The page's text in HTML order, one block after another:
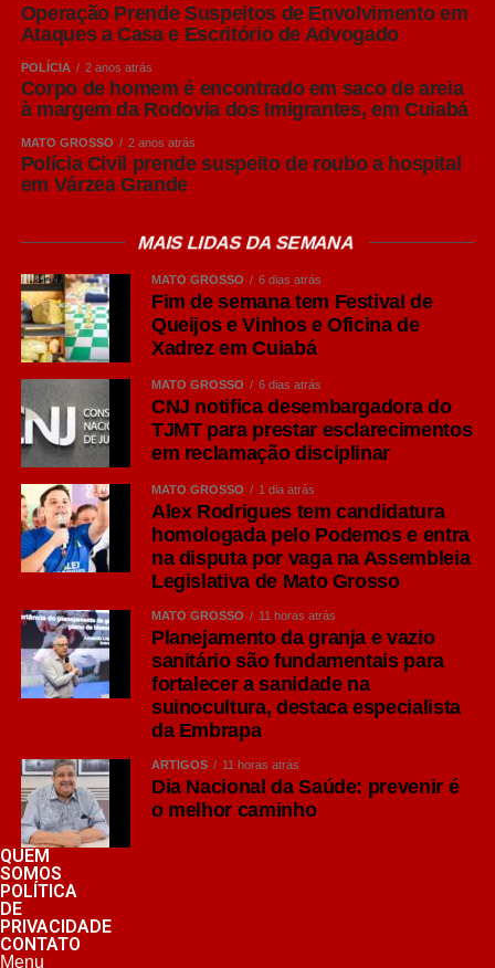
geram ganhos expressivos em produtividade e
competitividade. A Acrismat trabalha justamente para
aproximar o produtor dessas informações e fortalecer
cada vez mais a cadeia produtiva em Mato Grosso”,
afirmou Frederico Tannure Filho.
COMENTE ABAIXO:
Facebook
Twitter
Messenger
LinkedIn
Share
Operação Prende Suspeitos de Envolvimento em
Ataques a Casa e Escritório de Advogado
POLÍCIA 2 anos atrás
Corpo de homem é encontrado em saco de areia
à margem da Rodovia dos Imigrantes, em Cuiabá
MATO GROSSO 2 anos atrás
Polícia Civil prende suspeito de roubo a hospital
em Várzea Grande
MAIS LIDAS DA SEMANA
MATO GROSSO 6 dias atrás
Fim de semana tem Festival de
Queijos e Vinhos e Oficina de
Xadrez em Cuiabá
MATO GROSSO 6 dias atrás
CNJ notifica desembargadora do
TJMT para prestar esclarecimentos
em reclamação disciplinar
MATO GROSSO 1 dia atrás
Alex Rodrigues tem candidatura
homologada pelo Podemos e entra
na disputa por vaga na Assembleia
Legislativa de Mato Grosso
MATO GROSSO 11 horas atrás
Planejamento da granja e vazio
sanitário são fundamentais para
fortalecer a sanidade na
suinocultura, destaca especialista
da Embrapa
ARTIGOS 11 horas atrás
Dia Nacional da Saúde: prevenir é
o melhor caminho
QUEM
SOMOS
POLÍTICA
DE
PRIVACIDADE
CONTATO
Menu